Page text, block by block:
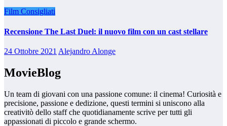
Film Consigliati
Recensione The Last Duel: il nuovo film con un cast stellare
24 Ottobre 2021 Alejandro Alonge
MovieBlog
Un team di giovani con una passione comune: il cinema! Curiosità e
precisione, passione e dedizione, questi termini si uniscono alla
creativitò dello staff che quotidianamente scrive per tutti gli
appassionati di piccolo e grande schermo.